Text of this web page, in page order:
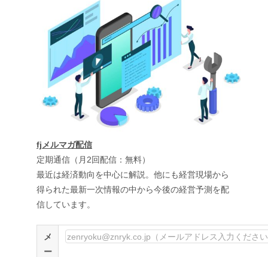
fjメルマガ配信
定期通信（月2回配信：無料）
最近は経済動向を中心に解説。他にも経営現場から
得られた最新一次情報の中から今後の経営予測を配
信しています。
メ
ー